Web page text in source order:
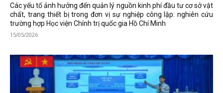
Các yếu tố ảnh hưởng đến quản lý nguồn kinh phí đầu tư cơ sở vật
chất, trang thiết bị trong đơn vị sự nghiệp công lập: nghiên cứu
trường hợp Học viện Chính trị quốc gia Hồ Chí Minh
15/05/2026